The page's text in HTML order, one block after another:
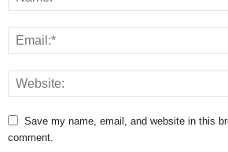
Save my name, email, and website in this
comment.